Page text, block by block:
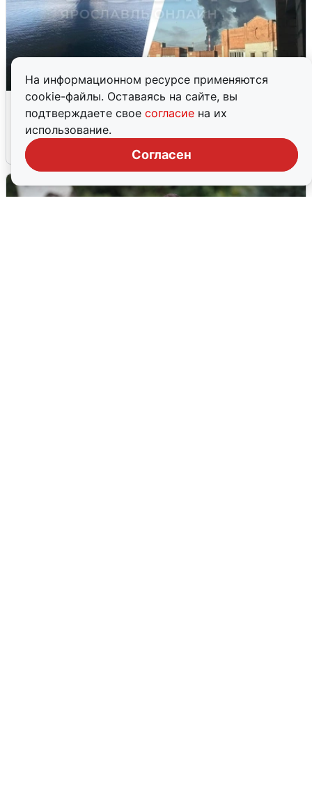
На информационном ресурсе применяются
cookie-файлы. Оставаясь на сайте, вы
подтверждаете свое согласие на их
использование.
Согласен
Ночная атака БПЛА на Ярославль:
попадания и последствия
6 августа